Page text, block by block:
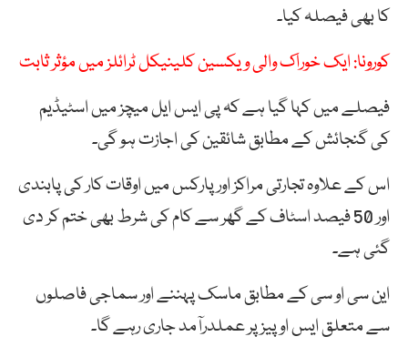
کا بھی فیصلہ کیا۔
کورونا: ایک خوراک والی ویکسین کلینیکل ٹرائلز میں مؤثر ثابت
فیصلے میں کہا گیا ہے کہ پی ایس ایل میچز میں اسٹیڈیم
کی گنجائش کے مطابق شائقین کی اجازت ہو گی۔
اس کے علاوہ تجارتی مراکز اور پارکس میں اوقات کار کی پابندی
اور 50 فیصد اسٹاف کے گھر سے کام کی شرط بھی ختم کر دی
گئی ہے۔
این سی او سی کے مطابق ماسک پہننے اور سماجی فاصلوں
سے متعلق ایس او پیز پر عملدرآمد جاری رہے گا۔